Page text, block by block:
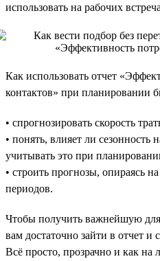
использовать на рабочих
Как использовать отчет
контактов» при планировании
• спрогнозировать скорость
• понять, влияет ли сезонность
учитывать это при
• строить прогнозы, опираясь
периодов.
Чтобы получить важнейшую
вам достаточно зайти в отчет и
Всё просто, прозрачно и как